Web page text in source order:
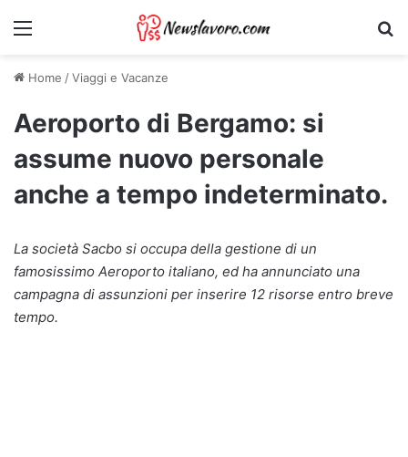
Menu
Home /Viaggi e Vacanze
Aeroporto di Bergamo: si
assume nuovo personale
anche a tempo indeterminato.
La società Sacbo si occupa della gestione di un
famosissimo Aeroporto italiano, ed ha annunciato una
campagna di assunzioni per inserire 12 risorse entro breve
tempo.